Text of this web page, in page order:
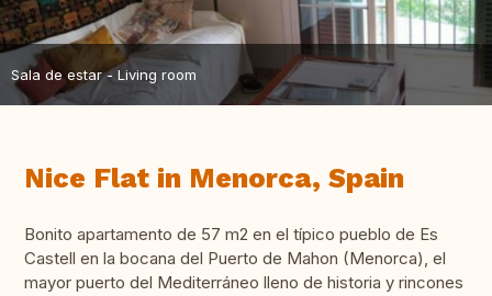
Sala de estar - Living room
Nice Flat in Menorca, Spain
Bonito apartamento de 57 m2 en el típico pueblo de Es
Castell en la bocana del Puerto de Mahon (Menorca), el
mayor puerto del Mediterráneo lleno de historia y rincones